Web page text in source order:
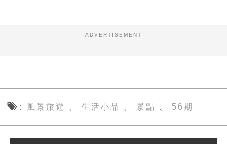
ADVERTISEMENT
風景旅遊 、 生活小品 、 景點 、 56期